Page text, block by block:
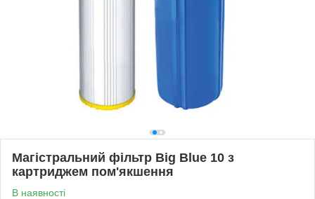
Магістральний фільтр Big Blue 10 з
картриджем пом'якшення
В наявності